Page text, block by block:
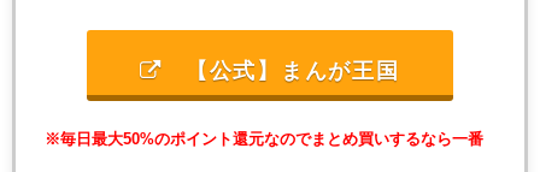
【公式】まんが王国
※毎日最大50%のポイント還元なのでまとめ買いするなら一番